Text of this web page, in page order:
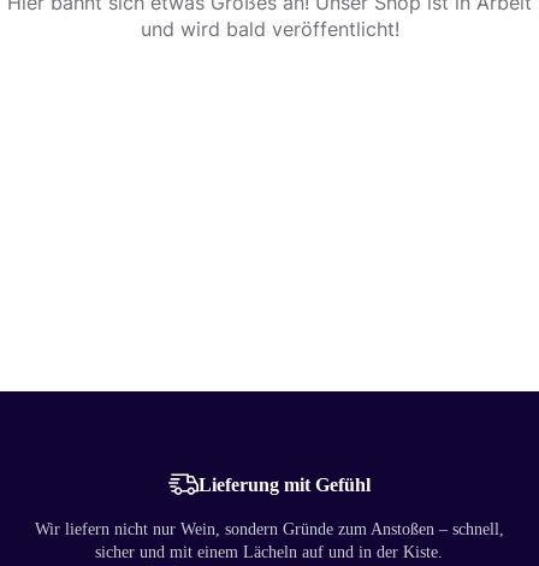
und wird bald veröffentlicht!
Lieferung mit Gefühl
Wir liefern nicht nur Wein, sondern Gründe zum Anstoßen – schnell,
sicher und mit einem Lächeln auf und in der Kiste.